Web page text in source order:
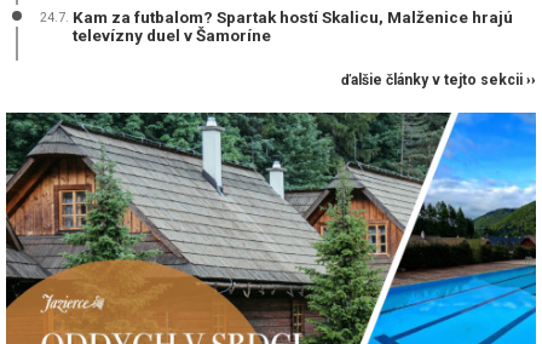
24.7. Kam za futbalom? Spartak hostí Skalicu, Malženice hrajú
televízny duel v Šamoríne
ďalšie články v tejto sekcii ››